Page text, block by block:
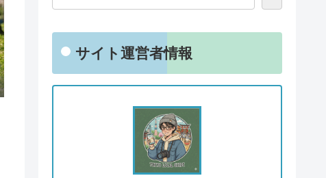
サイト運営者情報